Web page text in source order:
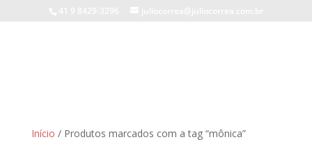
Início / Produtos marcados com a tag “mônica”